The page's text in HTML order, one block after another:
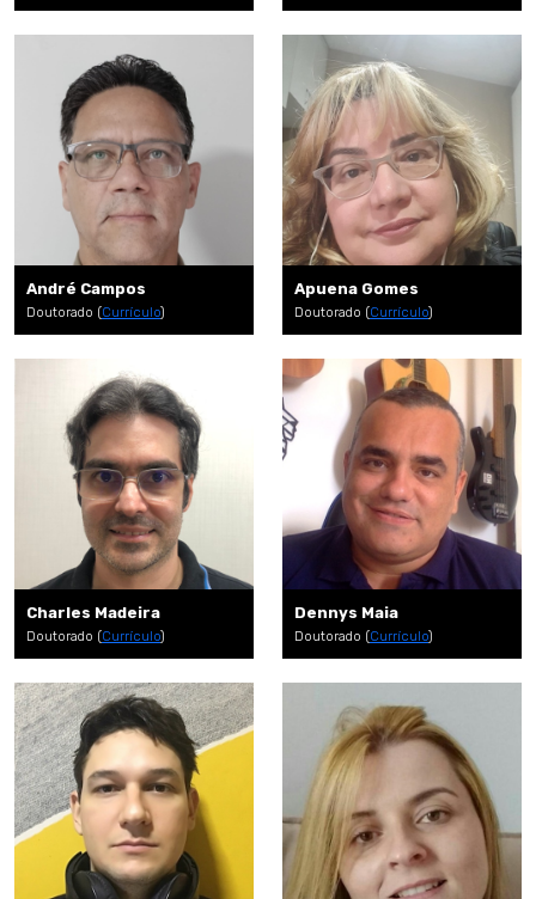
André Campos
Doutorado (Currículo)
Apuena Gomes
Doutorado (Currículo)
Charles Madeira
Doutorado (Currículo)
Dennys Maia
Doutorado (Currículo)